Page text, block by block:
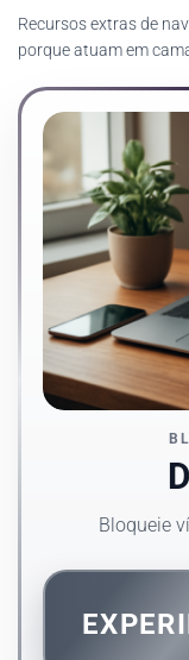
Recursos extras de
porque atuam em
Bloqueie